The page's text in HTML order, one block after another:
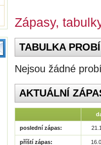
Zápasy,
TABULKA
Nejsou žádné
AKTUÁLNÍ
poslední zápas:
příští zápas: